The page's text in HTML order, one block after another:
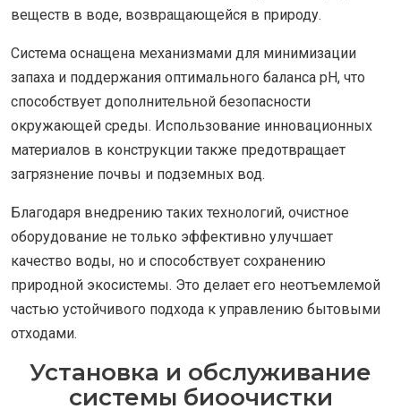
веществ в воде, возвращающейся в природу.
Система оснащена механизмами для минимизации
запаха и поддержания оптимального баланса pH, что
способствует дополнительной безопасности
окружающей среды. Использование инновационных
материалов в конструкции также предотвращает
загрязнение почвы и подземных вод.
Благодаря внедрению таких технологий, очистное
оборудование не только эффективно улучшает
качество воды, но и способствует сохранению
природной экосистемы. Это делает его неотъемлемой
частью устойчивого подхода к управлению бытовыми
отходами.
Установка и обслуживание
системы биоочистки